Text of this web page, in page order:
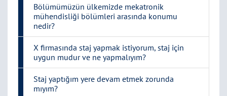
Bölümümüzün ülkemizde mekatronik
mühendisliği bölümleri arasında konumu
nedir?
X firmasında staj yapmak istiyorum, staj için
uygun mudur ve ne yapmalıyım?
Staj yaptığım yere devam etmek zorunda
mıyım?